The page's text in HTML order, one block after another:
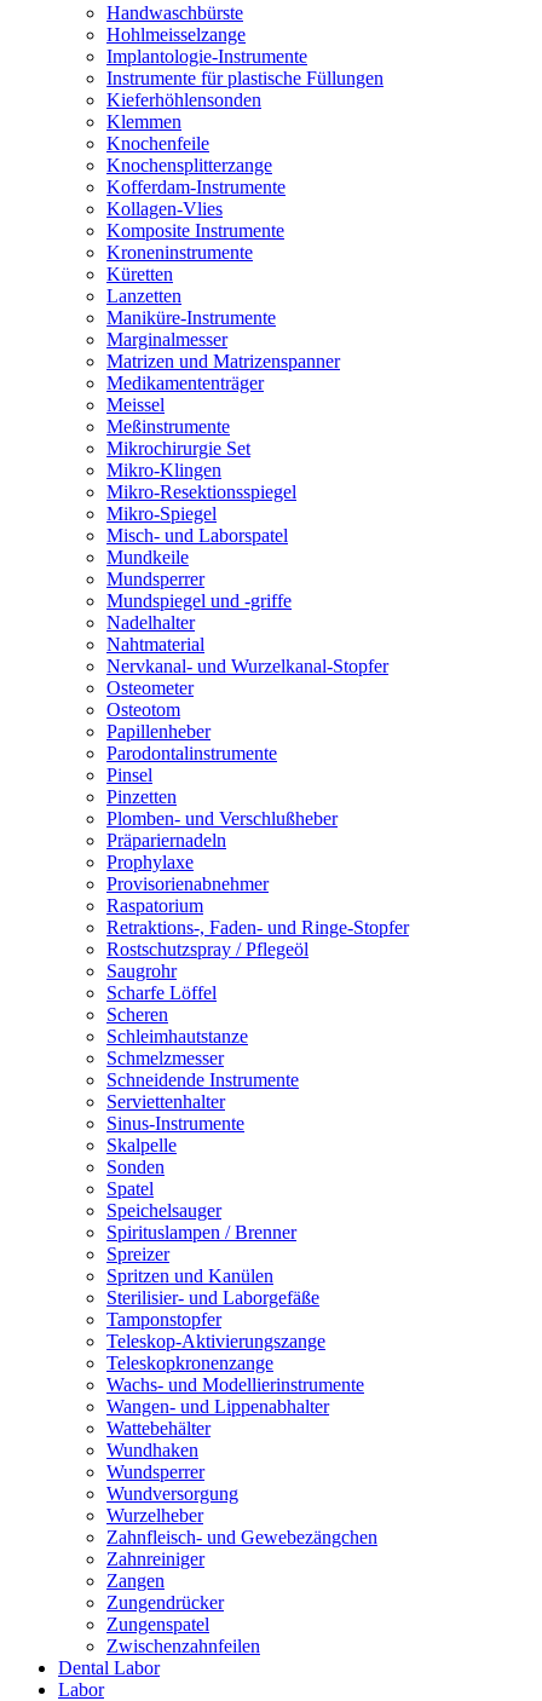
Handwaschbürste
Hohlmeisselzange
Implantologie-Instrumente
Instrumente für plastische Füllungen
Kieferhöhlensonden
Klemmen
Knochenfeile
Knochensplitterzange
Kofferdam-Instrumente
Kollagen-Vlies
Komposite Instrumente
Kroneninstrumente
Küretten
Lanzetten
Maniküre-Instrumente
Marginalmesser
Matrizen und Matrizenspanner
Medikamententräger
Meissel
Meßinstrumente
Mikrochirurgie Set
Mikro-Klingen
Mikro-Resektionsspiegel
Mikro-Spiegel
Misch- und Laborspatel
Mundkeile
Mundsperrer
Mundspiegel und -griffe
Nadelhalter
Nahtmaterial
Nervkanal- und Wurzelkanal-Stopfer
Osteometer
Osteotom
Papillenheber
Parodontalinstrumente
Pinsel
Pinzetten
Plomben- und Verschlußheber
Präpariernadeln
Prophylaxe
Provisorienabnehmer
Raspatorium
Retraktions-, Faden- und Ringe-Stopfer
Rostschutzspray / Pflegeöl
Saugrohr
Scharfe Löffel
Scheren
Schleimhautstanze
Schmelzmesser
Schneidende Instrumente
Serviettenhalter
Sinus-Instrumente
Skalpelle
Sonden
Spatel
Speichelsauger
Spirituslampen / Brenner
Spreizer
Spritzen und Kanülen
Sterilisier- und Laborgefäße
Tamponstopfer
Teleskop-Aktivierungszange
Teleskopkronenzange
Wachs- und Modellierinstrumente
Wangen- und Lippenabhalter
Wattebehälter
Wundhaken
Wundsperrer
Wundversorgung
Wurzelheber
Zahnfleisch- und Gewebezängchen
Zahnreiniger
Zangen
Zungendrücker
Zungenspatel
Zwischenzahnfeilen
Dental Labor
Labor